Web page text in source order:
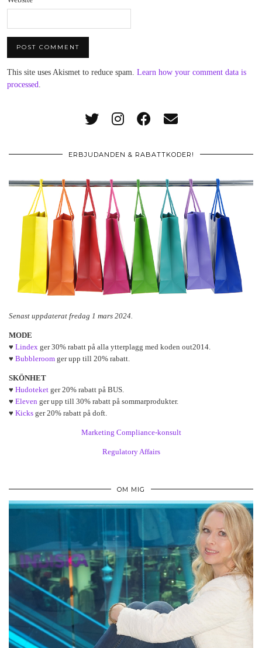
This site uses Akismet to reduce spam. Learn how your comment data is
processed.
ERBJUDANDEN & RABATTKODER!
Senast uppdaterat fredag 1 mars 2024.
MODE
♥ Lindex ger 30% rabatt på alla ytterplagg med koden out2014.
♥ Bubbleroom ger upp till 20% rabatt.
SKÖNHET
♥ Hudoteket ger 20% rabatt på BUS.
♥ Eleven ger upp till 30% rabatt på sommarprodukter.
♥ Kicks ger 20% rabatt på doft.
Marketing Compliance-konsult
Regulatory Affairs
OM MIG